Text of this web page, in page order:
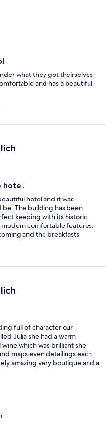
what they got theirselves
and has a beautiful
hotel.
hotel and it was
The building has been
keeping with its historic
comfortable features.
and the breakfasts
full of character our
Julia she had a warm
wine which was brilliant she
maps even detailings each
amazing very boutique and a
a beautiful location until next